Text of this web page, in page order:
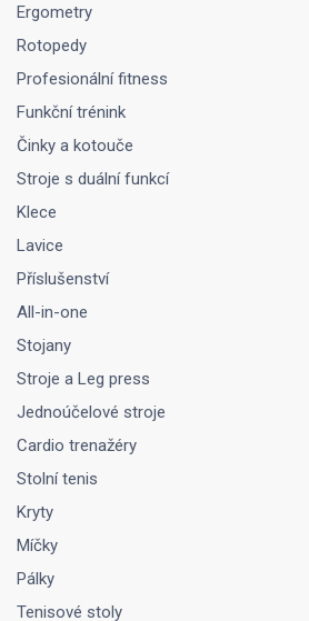
Ergometry
Rotopedy
Profesionální fitness
Funkční trénink
Činky a kotouče
Stroje s duální funkcí
Klece
Lavice
Příslušenství
All-in-one
Stojany
Stroje a Leg press
Jednoúčelové stroje
Cardio trenažéry
Stolní tenis
Kryty
Míčky
Pálky
Tenisové stoly